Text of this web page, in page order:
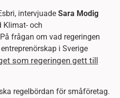
intervjuade Sara Modig
Klimat- och
frågan om vad regeringen
i Sverige
som regeringen gett till
regelbördan för småföretag.